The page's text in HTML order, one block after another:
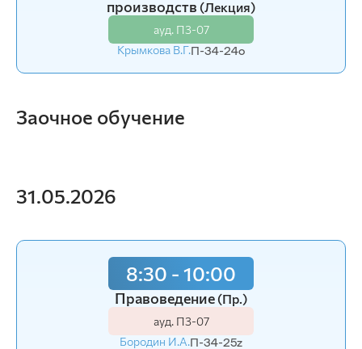
производств (Лекция)
ауд. П3-07
Крымкова В.Г.П-34-24o
производств(Пр.)
ауд. П3-07
П-33-24o
Заочное обучение
31.05.2026
8:30 - 10:00
Правоведение(Пр.)
ауд. П3-07
Бородин И.А.П-34-25z